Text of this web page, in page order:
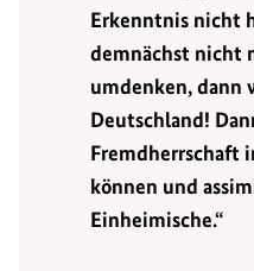
Erkenntnis nicht
demnächst nicht
umdenken, dann
Deutschland!
Fremdherrschaft
können und
Einheimische.“